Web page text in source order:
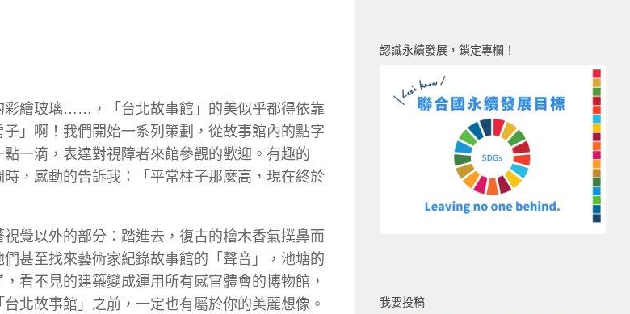
彩繪玻璃……，「台北故事館」的美似乎都得依靠
」啊！我們開始一系列策劃，從故事館內的點字
一滴，表達對視障者來館參觀的歡迎。有趣的
，感動的告訴我：「平常柱子那麼高，現在終於
覺以外的部分：踏進去，復古的檜木香氣撲鼻而
甚至找來藝術家紀錄故事館的「聲音」，池塘的
看不見的建築變成運用所有感官體會的博物館，
北故事館」之前，一定也有屬於你的美麗想像。
認識永續發展，鎖定專欄！
我要投稿